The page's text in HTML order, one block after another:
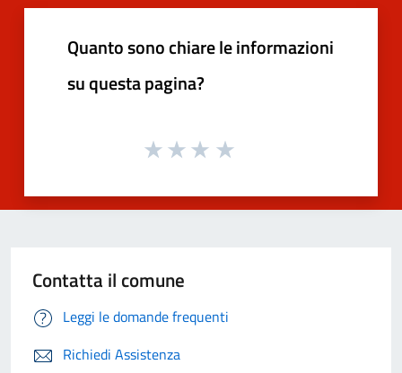
Quanto sono chiare le informazioni
su questa pagina?
Contatta il comune
Leggi le domande frequenti
Richiedi Assistenza